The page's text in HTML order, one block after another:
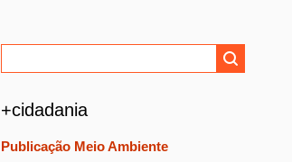
+cidadania
Publicação Meio Ambiente